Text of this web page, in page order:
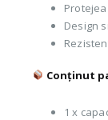
Design
Conținut
1 x